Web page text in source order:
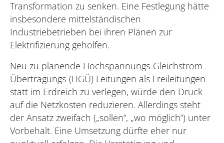
Transformation zu senken. Eine Festlegung hätte
insbesondere mittelständischen
Industriebetrieben bei ihren Plänen zur
Elektrifizierung geholfen.
Neu zu planende Hochspannungs-Gleichstrom-
Übertragungs-(HGÜ) Leitungen als Freileitungen
statt im Erdreich zu verlegen, würde den Druck
auf die Netzkosten reduzieren. Allerdings steht
der Ansatz zweifach („sollen“, „wo möglich“) unter
Vorbehalt. Eine Umsetzung dürfte eher nur